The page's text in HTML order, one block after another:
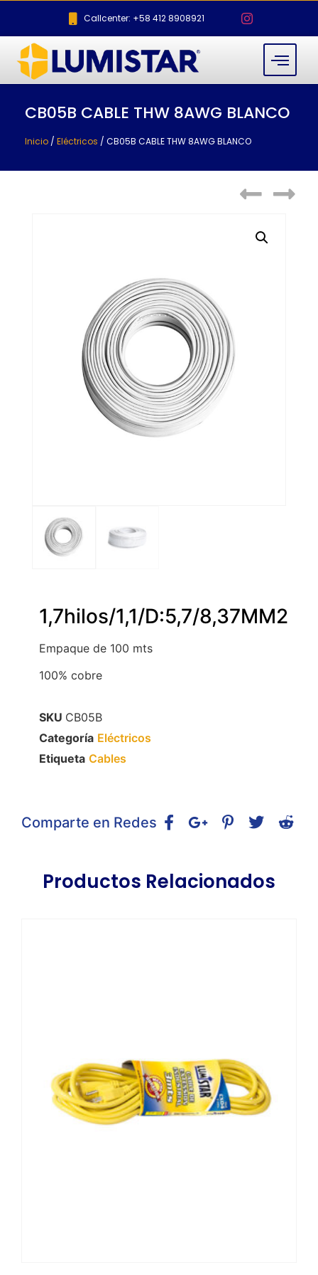
Callcenter: +58 412 8908921
CB05B CABLE THW 8AWG BLANCO
Inicio / Eléctricos / CB05B CABLE THW 8AWG BLANCO
1,7hilos/1,1/D:5,7/8,37MM2
Empaque de 100 mts
100% cobre
SKU CB05B
Categoría Eléctricos
Etiqueta Cables
Comparte en Redes
Productos Relacionados